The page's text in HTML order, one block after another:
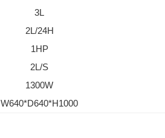
3L
2L/24H
1HP
2L/S
1300W
W640*D640*H1000